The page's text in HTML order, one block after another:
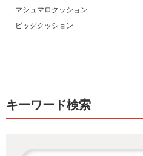
マシュマロクッション
ビッグクッション
キーワード検索